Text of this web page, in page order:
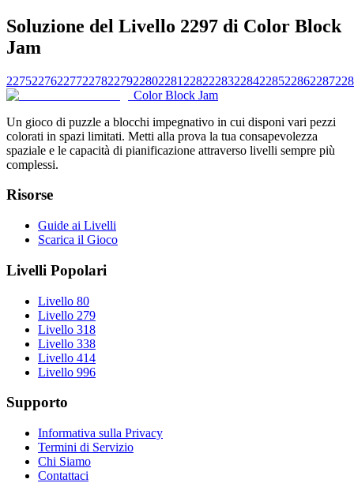
Soluzione del Livello 2297 di Color Block
Jam
2275227622772278227922802281 228222832284228522862287
Color Block Jam
Un gioco di puzzle a blocchi impegnativo in cui disponi vari pezzi
colorati in spazi limitati. Metti alla prova la tua consapevolezza
spaziale e le capacità di pianificazione attraverso livelli sempre più
complessi.
Risorse
Guide ai Livelli
Scarica il Gioco
Livelli Popolari
Livello 80
Livello 279
Livello 318
Livello 338
Livello 414
Livello 996
Supporto
Informativa sulla Privacy
Termini di Servizio
Chi Siamo
Contattaci